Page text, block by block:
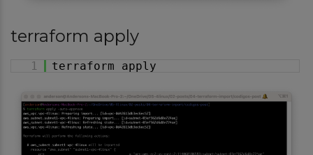
terraform apply
1 terraform apply